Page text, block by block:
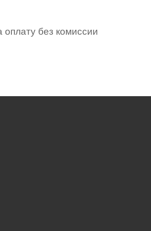
оплату без комиссии